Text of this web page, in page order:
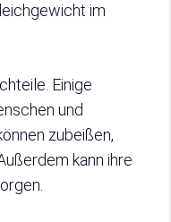
im
Einige
und
zubeißen,
kann ihre